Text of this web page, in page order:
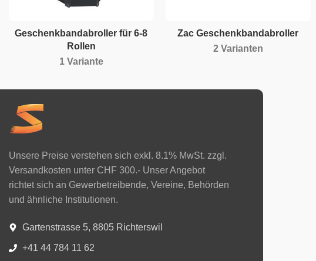
Geschenkbandabroller für 6-8
Rollen
1 Variante
Zac Geschenkbandabroller
2 Varianten
Unsere Preise verstehen sich exkl. 8.1% MwSt. zzgl.
Versandkosten unter CHF 300.- Unser Angebot
richtet sich an Gewerbetreibende, Vereine, Behörden
und ähnliche Institutionen.
Gartenstrasse 5, 8805 Richterswil
+41 44 784 11 62